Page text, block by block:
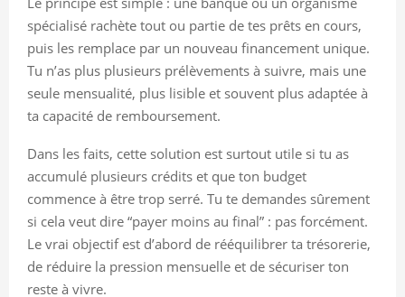
spécialisé rachète tout ou partie de tes prêts en cours,
puis les remplace par un nouveau financement unique.
Tu n’as plus plusieurs prélèvements à suivre, mais une
seule mensualité, plus lisible et souvent plus adaptée à
ta capacité de remboursement.
Dans les faits, cette solution est surtout utile si tu as
accumulé plusieurs crédits et que ton budget
commence à être trop serré. Tu te demandes sûrement
si cela veut dire “payer moins au final” : pas forcément.
Le vrai objectif est d’abord de rééquilibrer ta trésorerie,
de réduire la pression mensuelle et de sécuriser ton
reste à vivre.